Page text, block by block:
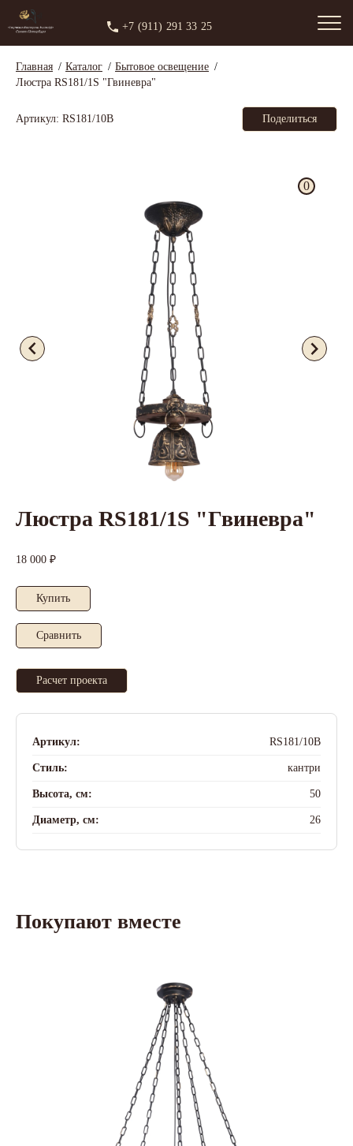
+7 (911) 291 33 25
0
Главная Каталог
Бытовое освещение
Люстра RS181/1S "Гвиневра"
Артикул: RS181/10B Поделиться
Люстра RS181/1S "Гвиневра"
18 000 ₽
Купить
Cравнить
Расчет проекта
Артикул: RS181/10B
Стиль: кантри
Высота, см: 50
Диаметр, см: 26
Покупают вместе